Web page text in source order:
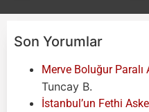
Son Yorumlar
Merve Boluğur Paralı
Tuncay B.
İstanbul’un Fethi